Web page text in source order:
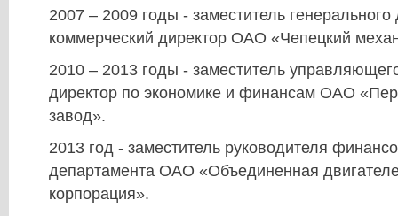
2007 – 2009 годы - заместитель генерального
коммерческий директор ОАО «Чепецкий
2010 – 2013 годы - заместитель
директор по экономике и финансам ОАО
завод».
2013 год - заместитель руководителя
департамента ОАО «Объединенная
корпорация».